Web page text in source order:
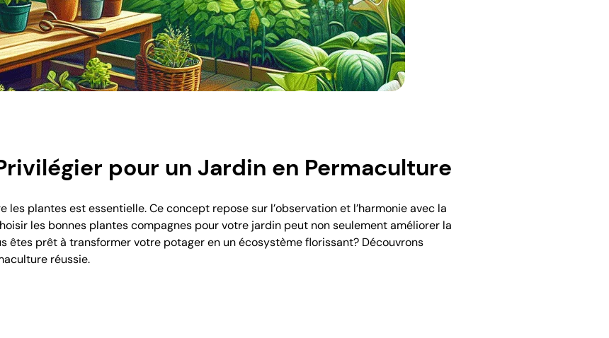
pour un Jardin en Permaculture
les plantes est essentielle. Ce concept repose sur l’observation et l’harmonie avec la
les bonnes plantes compagnes pour votre jardin peut non seulement améliorer la
êtes prêt à transformer votre potager en un écosystème florissant? Découvrons
réussie.